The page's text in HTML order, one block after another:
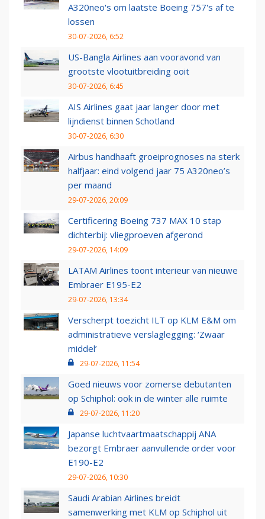
A320neo's om laatste Boeing 757's af te
lossen
30-07-2026, 6:52
US-Bangla Airlines aan vooravond van
grootste vlootuitbreiding ooit
30-07-2026, 6:45
AIS Airlines gaat jaar langer door met
lijndienst binnen Schotland
30-07-2026, 6:30
Airbus handhaaft groeiprognoses na sterk
halfjaar: eind volgend jaar 75 A320neo’s
per maand
29-07-2026, 20:09
Certificering Boeing 737 MAX 10 stap
dichterbij: vliegproeven afgerond
29-07-2026, 14:09
LATAM Airlines toont interieur van nieuwe
Embraer E195-E2
29-07-2026, 13:34
Verscherpt toezicht ILT op KLM E&M om
administratieve verslaglegging: ‘Zwaar
middel’
29-07-2026, 11:54
Goed nieuws voor zomerse debutanten
op Schiphol: ook in de winter alle ruimte
29-07-2026, 11:20
Japanse luchtvaartmaatschappij ANA
bezorgt Embraer aanvullende order voor
E190-E2
29-07-2026, 10:30
Saudi Arabian Airlines breidt
samenwerking met KLM op Schiphol uit